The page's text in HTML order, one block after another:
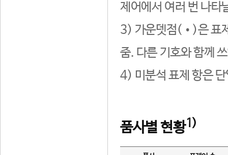
제어에서 여러 번 나타
3) 가운뎃점(•)은 표
줌. 다른 기호와 함께
4) 미분석 표제 항은
품사별 현황1)